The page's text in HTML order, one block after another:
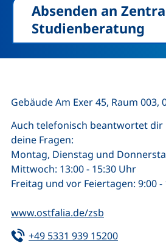
Absenden an
Studienberatung
Gebäude Am Exer 45, Raum 003,
Auch telefonisch beantwortet dir
deine Fragen:
Montag, Dienstag und
Mittwoch: 13:00 - 15:30 Uhr
Freitag und vor Feiertagen: 9:00 -
www.ostfalia.de/zsb
Tel:
+49 5331 939 15200(startet